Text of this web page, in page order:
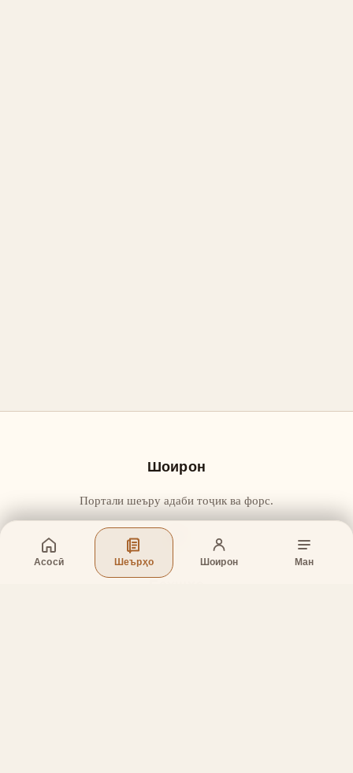
Асосӣ Шеърҳо Шоирон Ман
Шоирон
Портали шеъру адаби тоҷик ва форс.